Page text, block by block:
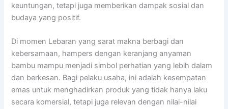
keuntungan, tetapi juga memberikan dampak sosial dan
budaya yang positif.
Di momen Lebaran yang sarat makna berbagi dan
kebersamaan, hampers dengan keranjang anyaman
bambu mampu menjadi simbol perhatian yang lebih dalam
dan berkesan. Bagi pelaku usaha, ini adalah kesempatan
emas untuk menghadirkan produk yang tidak hanya laku
secara komersial, tetapi juga relevan dengan nilai-nilai